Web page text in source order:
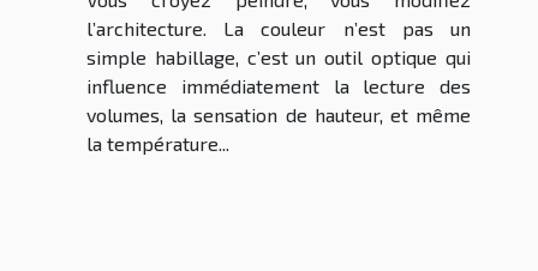
l’architecture. La couleur n’est pas un
simple habillage, c’est un outil optique qui
influence immédiatement la lecture des
volumes, la sensation de hauteur, et même
la température...